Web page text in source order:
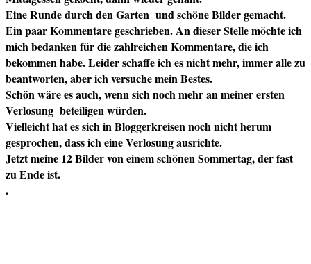
Eine Runde durch den Garten und schöne Bilder gemacht.
Ein paar Kommentare geschrieben. An dieser Stelle möchte ich
mich bedanken für die zahlreichen Kommentare, die ich
bekommen habe. Leider schaffe ich es nicht mehr, immer alle zu
beantworten, aber ich versuche mein Bestes.
Schön wäre es auch, wenn sich noch mehr an meiner ersten
Verlosung beteiligen würden.
Vielleicht hat es sich in Bloggerkreisen noch nicht herum
gesprochen, dass ich eine Verlosung ausrichte.
Jetzt meine 12 Bilder von einem schönen Sommertag, der fast
zu Ende ist.
.